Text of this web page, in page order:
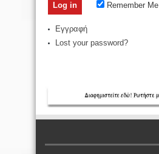
Remember Me
Εγγραφή
Lost your password?